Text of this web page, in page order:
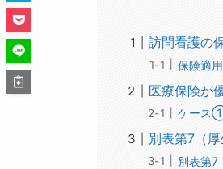
訪問看護の
保険適
医療保険が
ケース①
別表第7（
別表第